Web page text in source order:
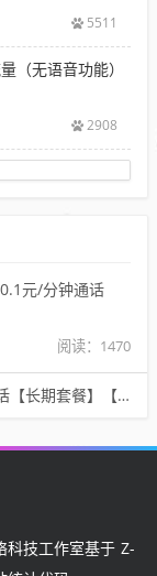
5511
（无语音功能）
2908
元/分钟通话
阅读：1470
套餐】【发全国】
科技工作室基于 Z-